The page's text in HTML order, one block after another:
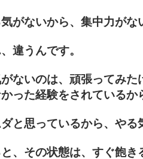
がないから、集中力がな
違うんです。
ないのは、頑張ってみた
った経験をされているか
と思っているから、やる
、その状態は、すぐ飽き